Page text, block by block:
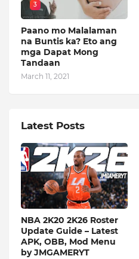
3
Paano mo Malalaman
na Buntis ka? Eto ang
mga Dapat Mong
Tandaan
March 11, 2021
Latest Posts
NBA 2K20 2K26 Roster
Update Guide – Latest
APK, OBB, Mod Menu
by JMGAMERYT